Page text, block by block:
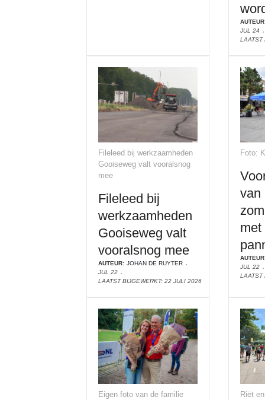
JUL 24
LAATST
Fileleed bij werkzaamheden
Gooiseweg valt vooralsnog
mee
Fileleed bij
werkzaamheden
Gooiseweg valt
vooralsnog mee
AUTEUR: JOHAN DE RUYTER
JUL 22
LAATST BIJGEWERKT: 22 JULI 2026
Foto:
van
met
JUL 22
LAATST
Eigen foto van de familie
Riët